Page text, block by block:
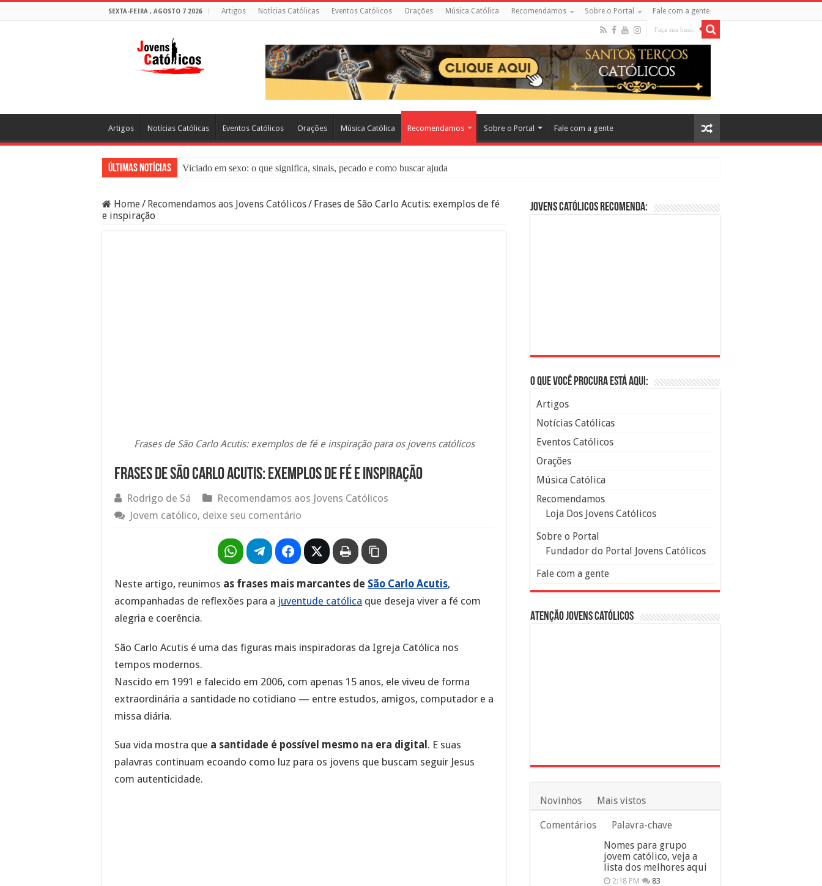
SEXTA-FEIRA , AGOSTO 7 2026 Artigos Notícias Católicas Eventos Católicos Orações Música Católica Recomendamos Sobre o Portal Fale com a gente
Artigos Notícias Católicas Eventos Católicos Orações Música Católica Recomendamos Sobre o Portal Fale com a gente
Últimas Notícias
Viciado em sexo: o que significa, sinais, pecado e como buscar ajuda
Filme Sagrado Coração – Seu Reino Não Terá Fim: O Documentário Que Vai Tocar os Católicos no Cinema
Home/ Recomendamos aos Jovens Católicos/ Frases de São Carlo Acutis: exemplos de fé
e inspiração
Frases de São Carlo Acutis: exemplos de fé e inspiração para os jovens católicos
Frases de São Carlo Acutis: exemplos de fé e inspiração
Rodrigo de Sá
Recomendamos aos Jovens Católicos
Jovem católico, deixe seu comentário
Neste artigo, reunimos as frases mais marcantes de São Carlo Acutis,
acompanhadas de reflexões para a juventude católica que deseja viver a fé com
alegria e coerência.
São Carlo Acutis é uma das figuras mais inspiradoras da Igreja Católica nos
tempos modernos.
Nascido em 1991 e falecido em 2006, com apenas 15 anos, ele viveu de forma
extraordinária a santidade no cotidiano — entre estudos, amigos, computador e a
missa diária.
Sua vida mostra que a santidade é possível mesmo na era digital . E suas
palavras continuam ecoando como luz para os jovens que buscam seguir Jesus
com autenticidade.
Jovens Católicos Recomenda:
O que você procura está aqui:
Artigos
Notícias Católicas
Eventos Católicos
Orações
Música Católica
Recomendamos
Loja Dos Jovens Católicos
Sobre o Portal
Fundador do Portal Jovens Católicos
Fale com a gente
Atenção Jovens Católicos
Novinhos Mais vistos
Comentários
Palavra-chave
Nomes para grupo
jovem católico, veja a
lista dos melhores aqui
2:18 PM 83